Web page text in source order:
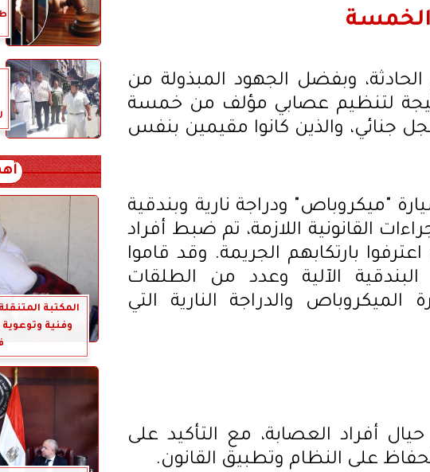
وبفضل الجهود المبذولة من
نتيجة لتنظيم عصابي مؤلف من خمسة
جنائي، والذين كانوا مقيمين بنفس
"ميكروباص" ودراجة نارية وبندقية
القانونية اللازمة، تم ضبط أفراد
بارتكابهم الجريمة. وقد قاموا
الآلية وعدد من الطلقات
والدراجة النارية التي
حيال أفراد العصابة، مع التأكيد على
على النظام وتطبيق القانون.
المكتبة
وفنية وتوعوية